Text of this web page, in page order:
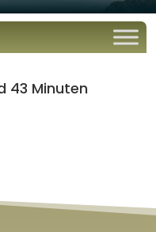
43 Minuten